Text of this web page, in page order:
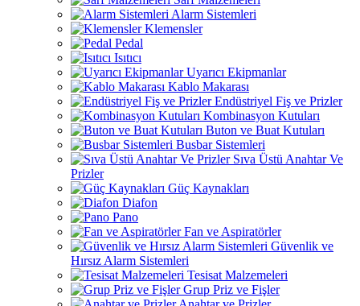
Alarm Sistemleri
Klemensler
Pedal
Isıtıcı
Uyarıcı Ekipmanlar
Kablo Makarası
Endüstriyel Fiş ve Prizler
Kombinasyon Kutuları
Buton ve Buat Kutuları
Busbar Sistemleri
Sıva Üstü Anahtar Ve
Prizler
Güç Kaynakları
Diafon
Pano
Fan ve Aspiratörler
Güvenlik ve
Hırsız Alarm Sistemleri
Tesisat Malzemeleri
Grup Priz ve Fişler